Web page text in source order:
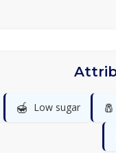
🍯 Low sugar 🧂